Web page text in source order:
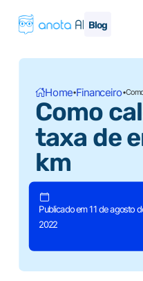
Blog
Home•Financeiro•
Como
taxa de
km
Publicado em 11 de agosto
2022